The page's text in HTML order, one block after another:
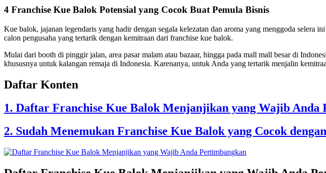
4 Franchise Kue Balok Potensial yang Cocok Buat Pemula Bisnis
Kue balok, jajanan legendaris yang hadir dengan segala kelezatan dan aroma yang menggoda
calon pengusaha yang tertarik dengan kemitraan dari franchise kue balok.
Mulai dari booth di pinggir jalan, area pasar malam atau bazaar, hingga pada mall mall besar di
khususnya untuk kalangan remaja di Indonesia. Karenanya, untuk Anda yang tertarik menjalin
Daftar Konten
1. Daftar Franchise Kue Balok Menjanjikan yang Wajib Anda
2. Sudah Menemukan Franchise Kue Balok yang Cocok